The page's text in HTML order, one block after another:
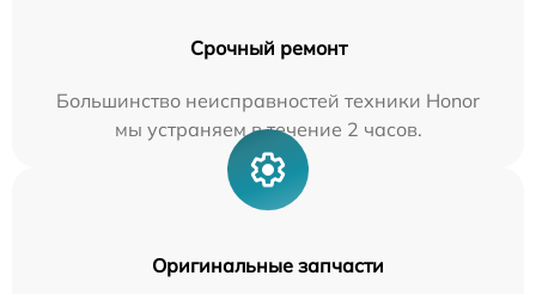
Срочный ремонт
Большинство неисправностей техники Honor
мы устраняем в течение 2 часов.
Оригинальные запчасти